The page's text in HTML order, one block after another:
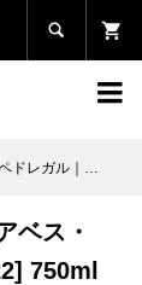


カルメネール [2022] 750ml
ベス・
750ml